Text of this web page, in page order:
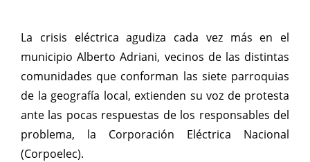
La crisis eléctrica agudiza cada vez más en el
municipio Alberto Adriani, vecinos de las distintas
comunidades que conforman las siete parroquias
de la geografía local, extienden su voz de protesta
ante las pocas respuestas de los responsables del
problema, la Corporación Eléctrica Nacional
(Corpoelec).